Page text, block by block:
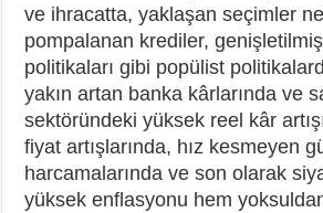
ve ihracatta, yaklaşan seçimler
pompalanan krediler,
politikaları gibi popülist
yakın artan banka kârlarında ve
sektöründeki yüksek reel kâr
fiyat artışlarında, hız kesmeyen
harcamalarında ve son olarak
yüksek enflasyonu hem